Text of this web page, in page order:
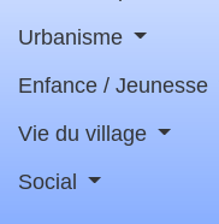
Urbanisme
Enfance / Jeunesse
Vie du village
Social